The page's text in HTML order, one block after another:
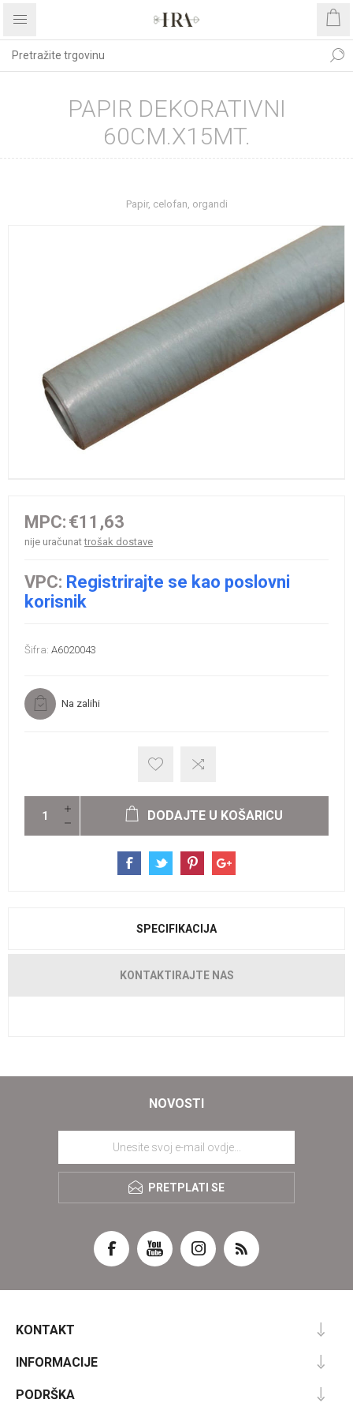
PAPIR DEKORATIVNI
60CM.X15MT.
Papir, celofan, organdi
MPC: €11,63
nije uračunattrošak dostave
VPC: Registrirajte se kao poslovni
korisnik
Šifra: A6020043
Na zalihi
DODAJTE U KOŠARICU
SPECIFIKACIJA
KONTAKTIRAJTE NAS
NOVOSTI
PRETPLATI SE
KONTAKT
INFORMACIJE
PODRŠKA